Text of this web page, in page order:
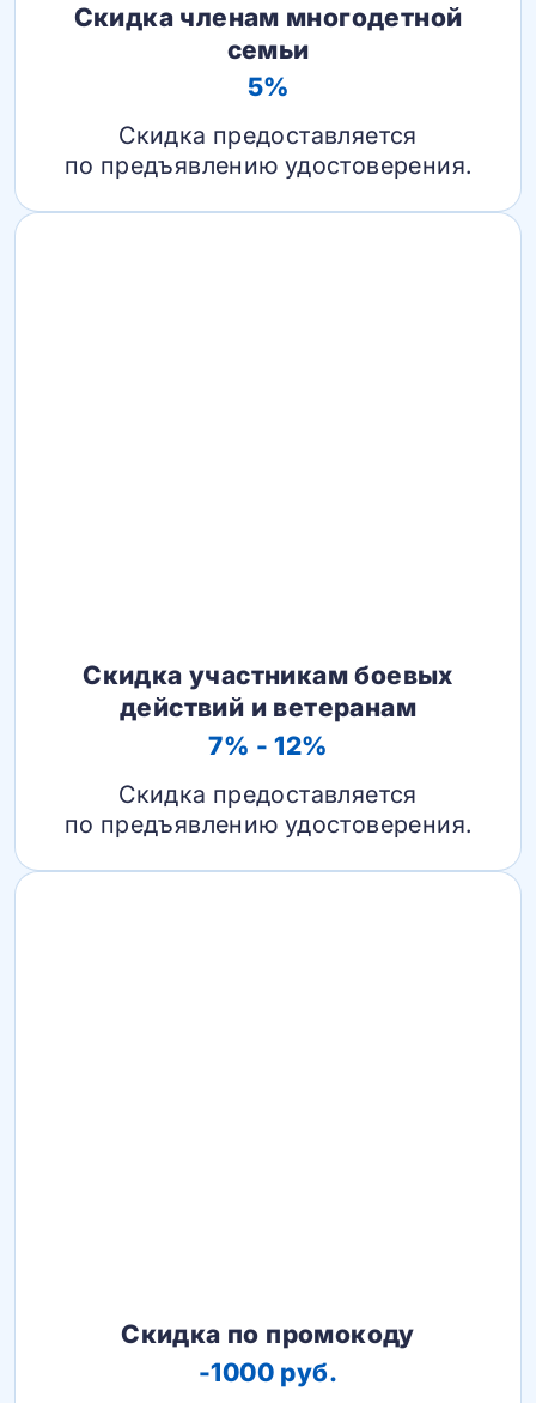
Скидка членам многодетной
семьи
5%
Скидка предоставляется
по предъявлению удостоверения.
Скидка участникам боевых
действий и ветеранам
7% - 12%
Скидка предоставляется
по предъявлению удостоверения.
Скидка по промокоду
-1000 руб.